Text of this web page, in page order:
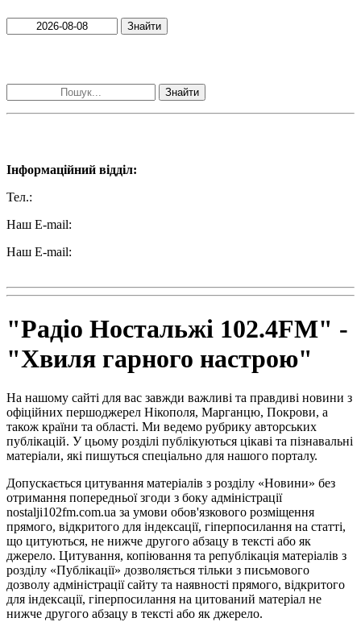
Знайти
Знайти
Інформаційний відділ:
Тел.:
Наш E-mail:
Наш E-mail:
"Радіо Ностальжі 102.4FM" -
"Хвиля гарного настрою"
На нашому сайті для вас завжди важливі та правдиві новини з
офіційних першоджерел Нікополя, Марганцю, Покрови, а
також країни та області. Ми ведемо рубрику авторських
публікацій. У цьому розділі публікуються цікаві та пізнавальні
матеріали, які пишуться спеціально для нашого порталу.
Допускається цитування матеріалів з розділу «Новини» без
отримання попередньої згоди з боку адміністрації
nostalji102fm.com.ua за умови обов'язкового розміщення
прямого, відкритого для індексації, гіперпосилання на статті,
що цитуються, не нижче другого абзацу в тексті або як
джерело. Цитування, копіювання та републікація матеріалів з
розділу «Публікації» дозволяється тільки з письмового
дозволу адміністрації сайту та наявності прямого, відкритого
для індексації, гіперпосилання на цитований матеріал не
нижче другого абзацу в тексті або як джерело.